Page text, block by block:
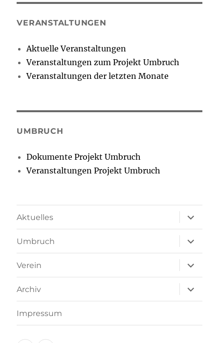
VERANSTALTUNGEN
Aktuelle Veranstaltungen
Veranstaltungen zum Projekt Umbruch
Veranstaltungen der letzten Monate
UMBRUCH
Dokumente Projekt Umbruch
Veranstaltungen Projekt Umbruch
Aktuelles
öffnen
Umbruch
öffnen
Verein
öffnen
Archiv
öffnen
Impressum